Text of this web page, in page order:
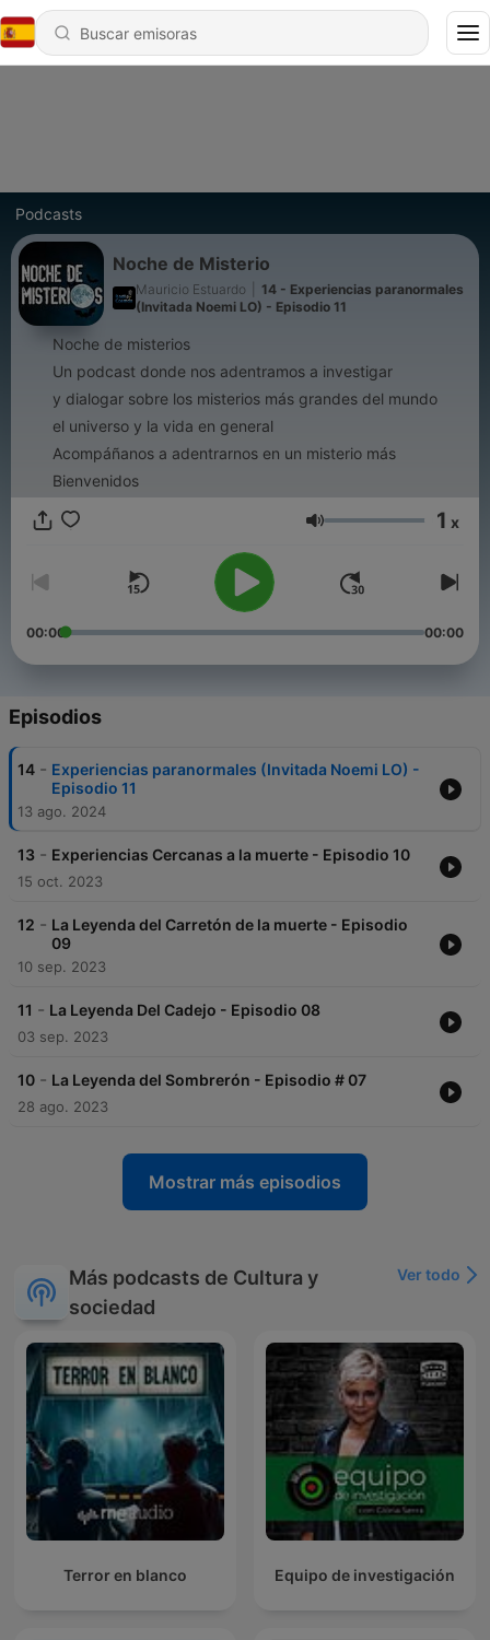
Podcasts
Noche de Misterio
Mauricio Estuardo
14 - Experiencias paranormales
(Invitada Noemi LO) - Episodio 11
Noche de misterios
Un podcast donde nos adentramos a investigar
y dialogar sobre los misterios más grandes del mundo
el universo y la vida en general
Acompáñanos a adentrarnos en un misterio más
Bienvenidos
Volumen 1 x
00:00 00:00
Episodios
14 - Experiencias paranormales (Invitada Noemi LO) -
Episodio 11
13 ago. 2024
13 - Experiencias Cercanas a la muerte - Episodio 10
15 oct. 2023
12 - La Leyenda del Carretón de la muerte - Episodio
09
10 sep. 2023
11 - La Leyenda Del Cadejo - Episodio 08
03 sep. 2023
10 - La Leyenda del Sombrerón - Episodio # 07
28 ago. 2023
Mostrar más episodios
Más podcasts de Cultura y
sociedad
Ver todo
Terror en blanco Equipo de investigación